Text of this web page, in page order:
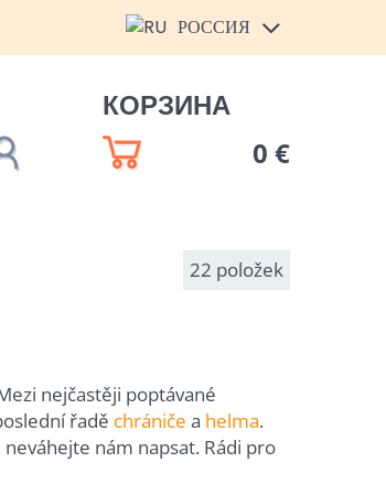
РОССИЯ
КОРЗИНА
0 €
22 položek
nejčastěji poptávané
řadě chrániče a helma.
nám napsat. Rádi pro